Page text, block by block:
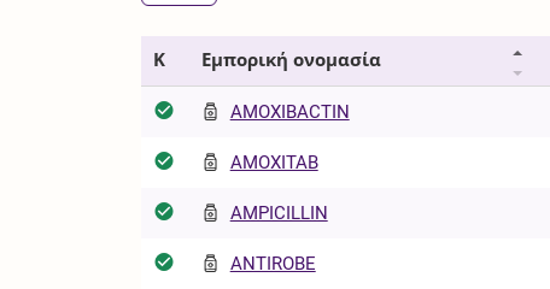
Κ Εμπορική ονομασία
AMOXIBACTIN
AMOXITAB
AMPICILLIN
ANTIROBE